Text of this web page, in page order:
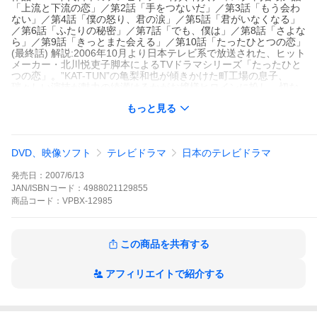
「上流と下流の恋」／第2話「手をつないだ」／第3話「もう会わ
ない」／第4話「僕の怒り、君の涙」／第5話「君がいなくなる」
／第6話「ふたりの秘密」／第7話「でも、僕は」／第8話「さよな
ら」／第9話「きっとまた会える」／第10話「たったひとつの恋」
(最終話) 解説:2006年10月より日本テレビ系で放送された、ヒット
メーカー・北川悦吏子脚本によるTVドラマシリーズ「たったひと
つの恋」。”KAT-TUN”の亀梨和也が傾きかけた町工場の息子、
ンバーである田中聖や、「チェケラッチョ!!」の平岡祐太ら人気若
種別
DVD
発売日
ジャンル
国内TVラブストーリー
亀梨和也綾瀬はるか 田中聖 平岡祐太 戸田恵
473分
もっと見る
DVD、映像ソフト テレビドラマ 日本のテレビドラマ
発売日： 2007/6/13
JAN/ISBNコード： 4988021129855
商品 コード： VPBX-12985
この商品を共有する
アフィリエイトで紹介する